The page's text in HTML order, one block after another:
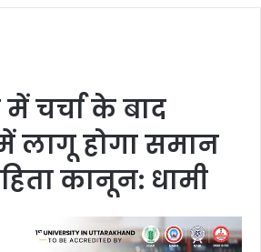
चर्चा के बाद
लागू होगा समान
कानून: धामी